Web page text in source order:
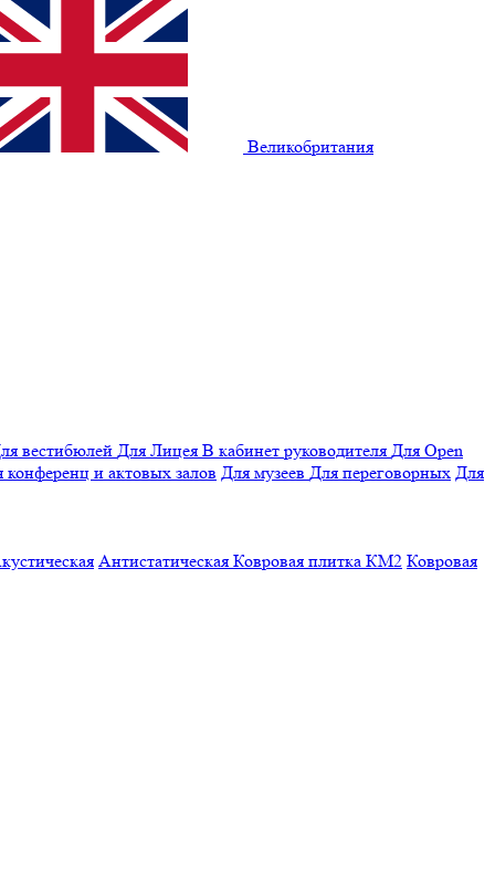
Великобритания
вестибюлей Для Лицея В кабинет руководителя Для Open
конференц и актовых залов Для музеев Для переговорных Для
Антистатическая Ковровая плитка КМ2 Ковровая